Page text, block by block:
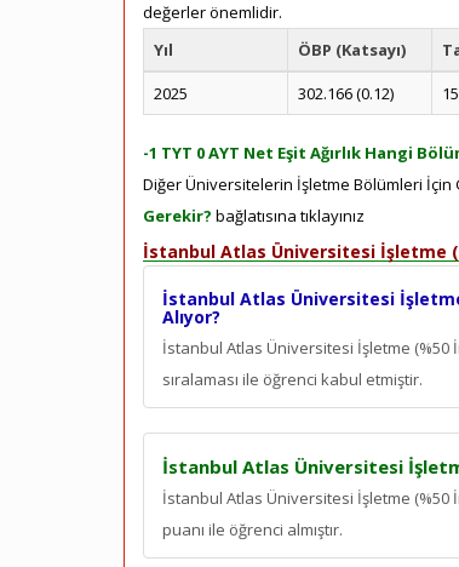
değerler önemlidir.
Yıl
ÖBP (Katsayı)
2025
302.166 (0.12)
-1 TYT 0 AYT Net Eşit Ağırlık Hangi
Diğer Üniversitelerin İşletme Bölümleri
Gerekir? bağlatısına tıklayınız
İstanbul Atlas Üniversitesi İşletme
İstanbul Atlas Üniversitesi
Alıyor?
İstanbul Atlas Üniversitesi İşletme (%50
sıralaması ile öğrenci kabul etmiştir.
İstanbul Atlas Üniversitesi
İstanbul Atlas Üniversitesi İşletme (%50
puanı ile öğrenci almıştır.